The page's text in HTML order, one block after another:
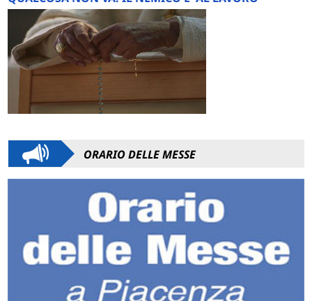
ORARIO DELLE MESSE